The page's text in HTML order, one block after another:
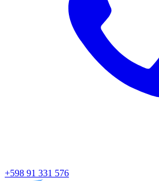
+598 91 331 576